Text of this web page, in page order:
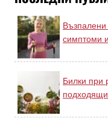
симптоми
Билки при